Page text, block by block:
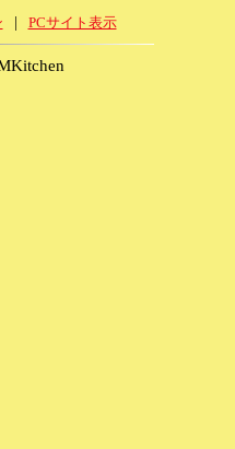
| PCサイト表示